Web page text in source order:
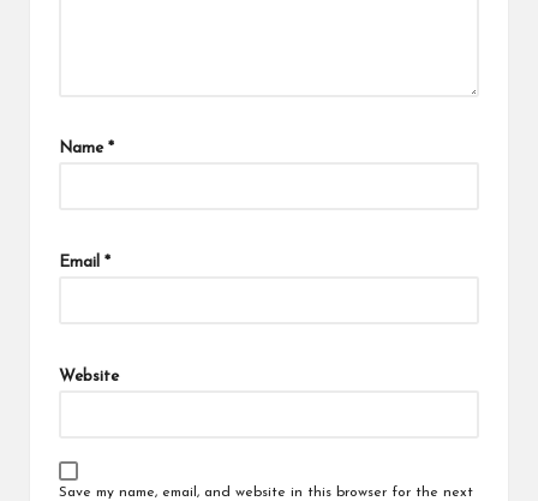
Name *
Email *
Website
Save my name, email, and website in this browser for the next